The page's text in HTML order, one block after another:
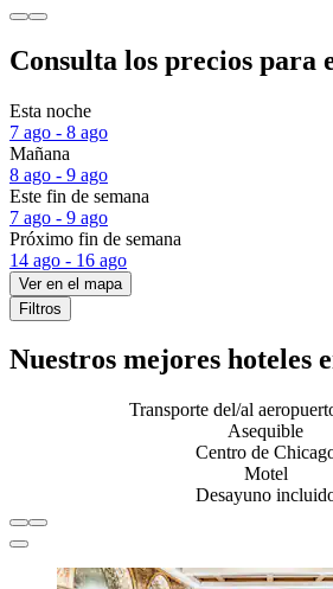
Consulta los precios para
Esta noche
7 ago - 8 ago
Mañana
8 ago - 9 ago
Este fin de semana
7 ago - 9 ago
Próximo fin de semana
14 ago - 16 ago
Ver en el mapa
Filtros
Nuestros mejores hoteles
Transporte del/al
Asequible
Centro de
Motel
Desayuno